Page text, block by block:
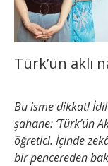
Türk’ün aklı
Bu isme dikkat!
şahane: ‘Türk’ün
öğretici. İçinde
bir pencereden